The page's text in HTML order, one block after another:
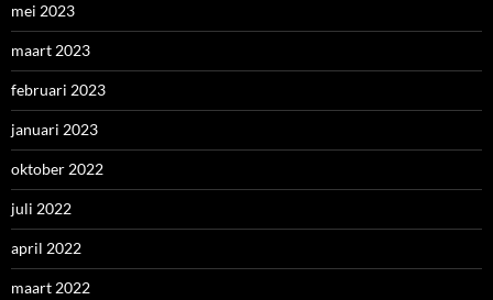
mei 2023
maart 2023
februari 2023
januari 2023
oktober 2022
juli 2022
april 2022
maart 2022